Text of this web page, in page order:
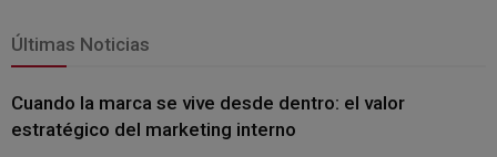
Últimas Noticias
Cuando la marca se vive desde dentro: el valor
estratégico del marketing interno